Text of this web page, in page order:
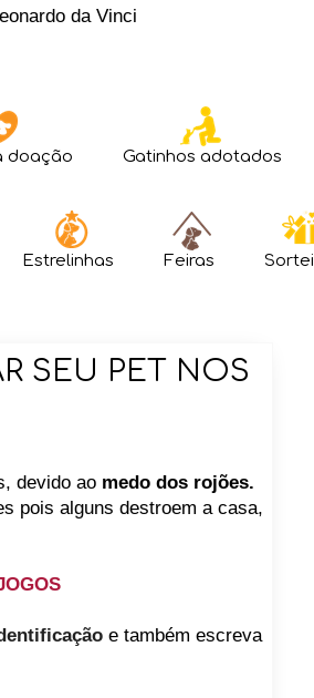
da Vinci
doação Gatinhos adotados
Estrelinhas Feiras
SEU PET NOS
devido ao medo dos rojões.
pois alguns destroem a casa,
e também escreva